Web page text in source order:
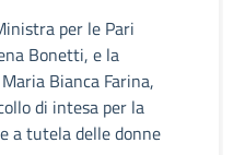
per le Pari
Bonetti, e la
Bianca Farina,
di intesa per la
a tutela delle donne